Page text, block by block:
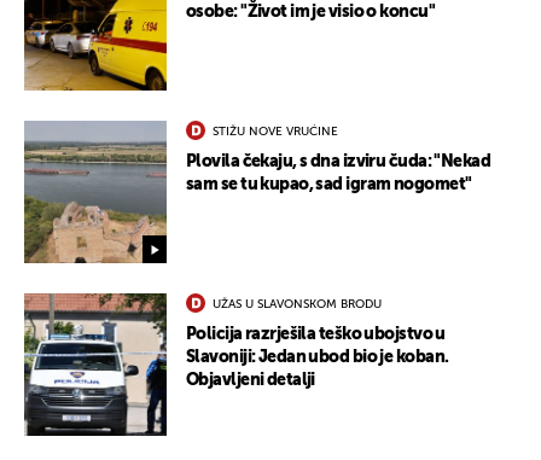
osobe: "Život im je visio o koncu"
STIŽU NOVE VRUĆINE
Plovila čekaju, s dna izviru čuda: "Nekad
sam se tu kupao, sad igram nogomet"
UŽAS U SLAVONSKOM BRODU
Policija razrješila teško ubojstvo u
Slavoniji: Jedan ubod bio je koban.
Objavljeni detalji